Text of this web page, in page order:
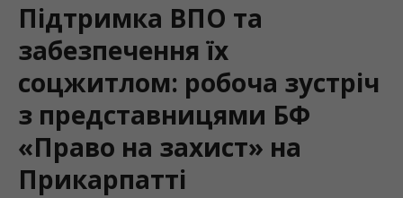
Підтримка ВПО та
забезпечення їх
соцжитлом: робоча зустріч
з представницями БФ
«Право на захист» на
Прикарпатті